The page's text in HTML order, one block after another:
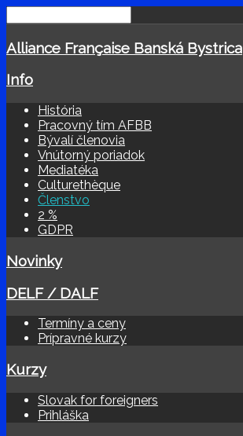
Alliance Française Banská Bystrica
Info
História
Pracovný tím AFBB
Bývalí členovia
Vnútorný poriadok
Mediatéka
Culturethèque
Členstvo
2 %
GDPR
Novinky
DELF / DALF
Termíny a ceny
Prípravné kurzy
Kurzy
Slovak for foreigners
Prihláška